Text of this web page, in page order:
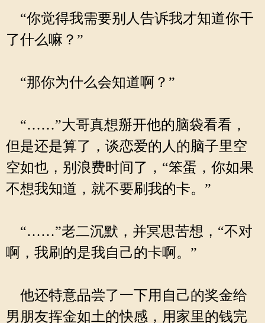
“你觉得我需要别人告诉我才知道你干
了什么嘛？”
“那你为什么会知道啊？”
“……”大哥真想掰开他的脑袋看看，
但是还是算了，谈恋爱的人的脑子里空
空如也，别浪费时间了，“笨蛋，你如果
不想我知道，就不要刷我的卡。”
“……”老二沉默，并冥思苦想，“不对
啊，我刷的是我自己的卡啊。”
他还特意品尝了一下用自己的奖金给
男朋友挥金如土的快感，用家里的钱完